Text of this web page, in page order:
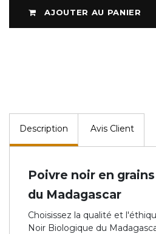
AJOUTER AU PANIER
Description Avis Client
Poivre noir en
du Madagascar
Choisissez la qualité et
Noir Biologique du